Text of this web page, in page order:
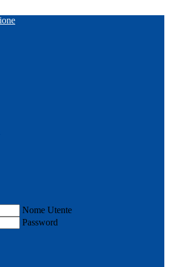
Nome Utente
Password